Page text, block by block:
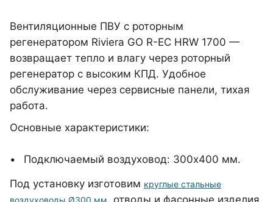
Вентиляционные ПВУ с роторным
регенератором Riviera GO R-EC HRW 1700 —
возвращает тепло и влагу через роторный
регенератор с высоким КПД. Удобное
обслуживание через сервисные панели, тихая
работа.
Основные характеристики:
Подключаемый воздуховод: 300x400 мм.
Под установку изготовим круглые стальные
воздуховоды Ø300 мм, отводы и фасонные изделия